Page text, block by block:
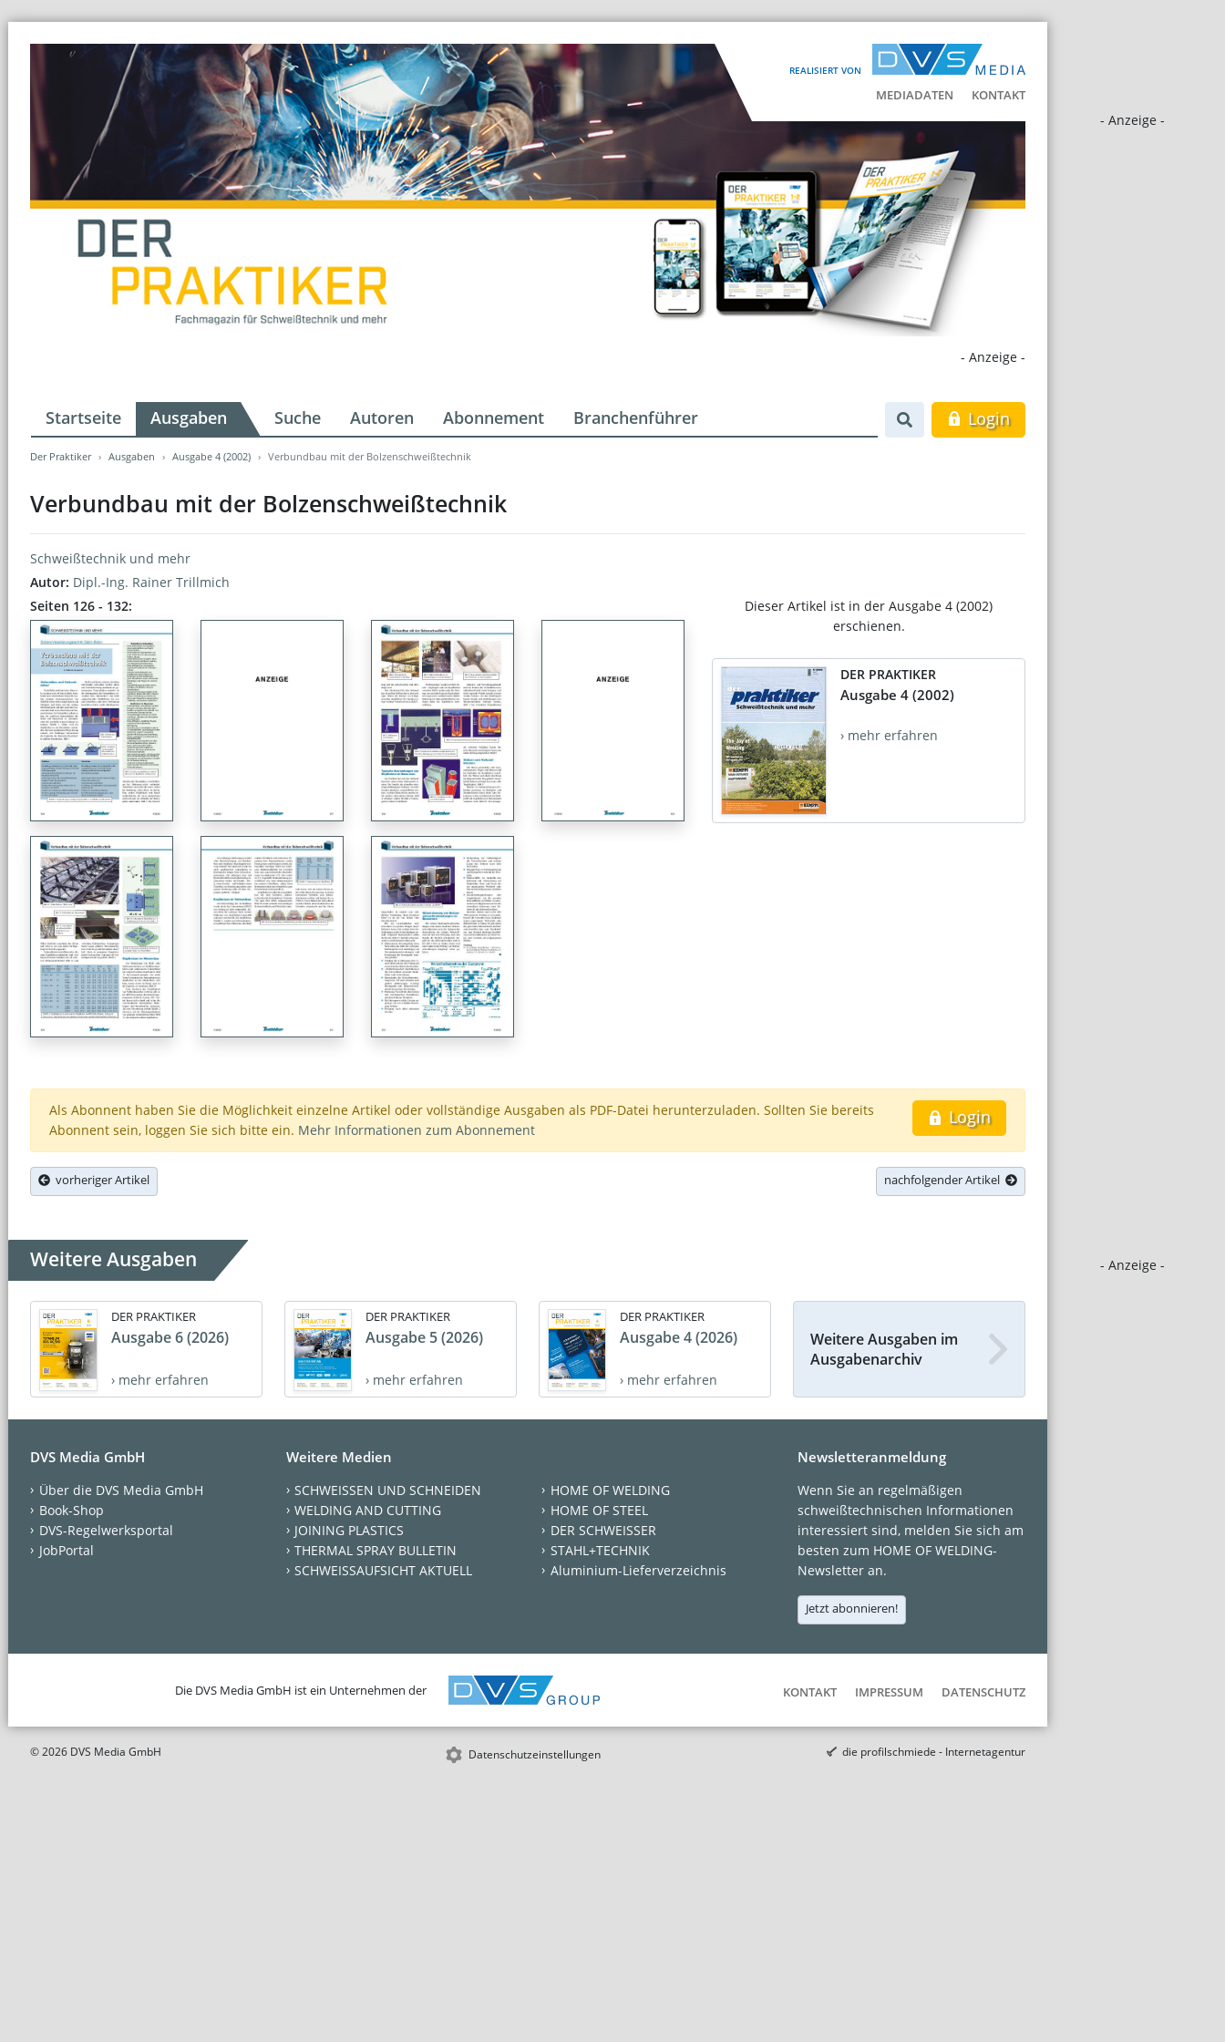
REALISIERT VON
MEDIADATEN KONTAKT
- Anzeige -
- Anzeige -
- Anzeige -
Startseite Ausgaben Suche Autoren Abonnement Branchenführer Login
Der Praktiker Ausgaben Ausgabe 4 (2002) Verbundbau mit der Bolzenschweißtechnik
Verbundbau mit der Bolzenschweißtechnik
Schweißtechnik und mehr
Autor: Dipl.-Ing. Rainer Trillmich
Seiten 126 - 132:
Dieser Artikel ist in der Ausgabe 4 (2002)
erschienen.
DER PRAKTIKER
Ausgabe 4 (2002)
› mehr erfahren
Login
Als Abonnent haben Sie die Möglichkeit einzelne Artikel oder vollständige Ausgaben als PDF-Datei herunterzuladen. Sollten Sie bereits
Abonnent sein, loggen Sie sich bitte ein. Mehr Informationen zum Abonnement
vorheriger Artikel nachfolgender Artikel
Weitere Ausgaben
DER PRAKTIKER
Ausgabe 6 (2026)
› mehr erfahren
DER PRAKTIKER
Ausgabe 5 (2026)
› mehr erfahren
DER PRAKTIKER
Ausgabe 4 (2026)
› mehr erfahren
Weitere Ausgaben im
Ausgabenarchiv
DVS Media GmbH
Über die DVS Media GmbH
Book-Shop
DVS-Regelwerksportal
JobPortal
Weitere Medien
SCHWEISSEN UND SCHNEIDEN
WELDING AND CUTTING
JOINING PLASTICS
THERMAL SPRAY BULLETIN
SCHWEISSAUFSICHT AKTUELL
HOME OF WELDING
HOME OF STEEL
DER SCHWEISSER
STAHL+TECHNIK
Aluminium-Lieferverzeichnis
Newsletteranmeldung
Wenn Sie an regelmäßigen
schweißtechnischen Informationen
interessiert sind, melden Sie sich am
besten zum HOME OF WELDING-
Newsletter an.
Jetzt abonnieren!
Die DVS Media GmbH ist ein Unternehmen der KONTAKT IMPRESSUM DATENSCHUTZ
© 2026 DVS Media GmbH Datenschutzeinstellungen die profilschmiede - Internetagentur